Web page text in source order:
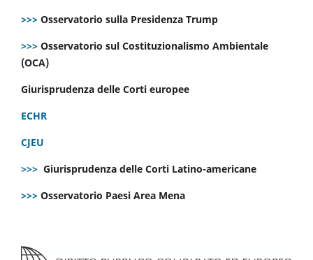
>>> Osservatorio sulla Presidenza Trump
>>> Osservatorio sul Costituzionalismo Ambientale
(OCA)
Giurisprudenza delle Corti europee
ECHR
CJEU
>>> Giurisprudenza delle Corti Latino-americane
>>> Osservatorio Paesi Area Mena